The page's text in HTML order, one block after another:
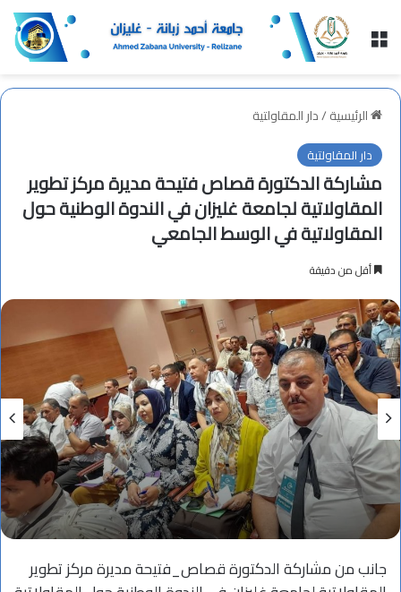
القائمة
الرئيسية/دار المقاولتية
دار المقاولتية
مشاركة الدكتورة قصاص فتيحة مديرة مركز تطوير
المقاولاتية لجامعة غليزان في الندوة الوطنية حول
المقاولاتية في الوسط الجامعي
أقل من دقيقة
جانب من مشاركة الدكتورة قصاص_فتيحة مديرة مركز تطوير